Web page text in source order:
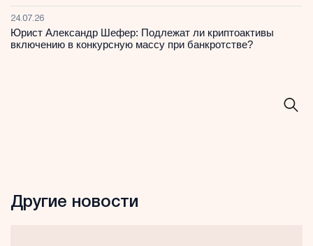
24.07.26
Юрист Александр Шефер: Подлежат ли криптоактивы
включению в конкурсную массу при банкротстве?
Другие новости